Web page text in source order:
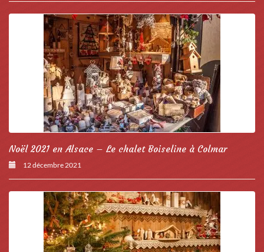
Noël 2021 en Alsace – Le chalet Boiseline à Colmar
12 décembre 2021